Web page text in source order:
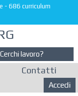
- 686 curriculum
Cerchi lavoro?
Contatti
Accedi